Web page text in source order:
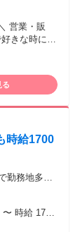
営業・販
ピッタリで
経験も可）
介ビジネス
型を、まず
「圧倒的な
きる方 ・一
る
時給1700
勤務地多